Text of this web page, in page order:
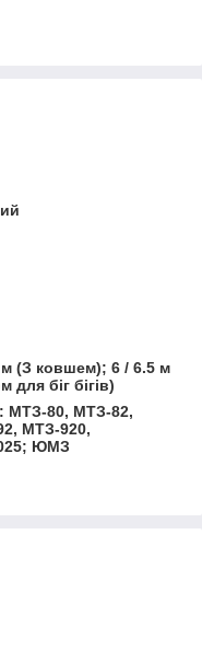
м (З ковшем); 6 / 6.5 м
для біг бігів)
МТЗ-80, МТЗ-82,
МТЗ-920,
ЮМЗ